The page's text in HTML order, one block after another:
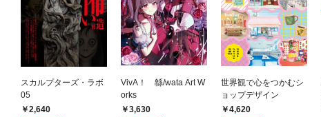
スカルプターズ・ラボ
05
2,640
VivA！ 緜/wata Art W
orks
3,630
世界観で心をつかむシ
ョップデザイン
4,620